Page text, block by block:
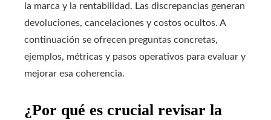
la marca y la rentabilidad. Las discrepancias generan
devoluciones, cancelaciones y costos ocultos. A
continuación se ofrecen preguntas concretas,
ejemplos, métricas y pasos operativos para evaluar y
mejorar esa coherencia.
¿Por qué es crucial revisar la